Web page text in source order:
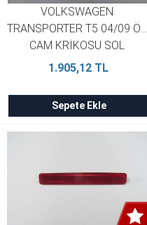
VOLKSWAGEN
TRANSPORTER T5 04/09 ÖN
CAM KRİKOSU SOL
ELEKTRİKLİ/MOTORSUZ/
7H0837753B
1.905,12 TL
Sepete Ekle